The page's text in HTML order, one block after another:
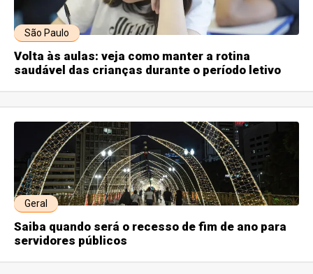
São Paulo
Volta às aulas: veja como manter a rotina
saudável das crianças durante o período letivo
Geral
Saiba quando será o recesso de fim de ano para
servidores públicos